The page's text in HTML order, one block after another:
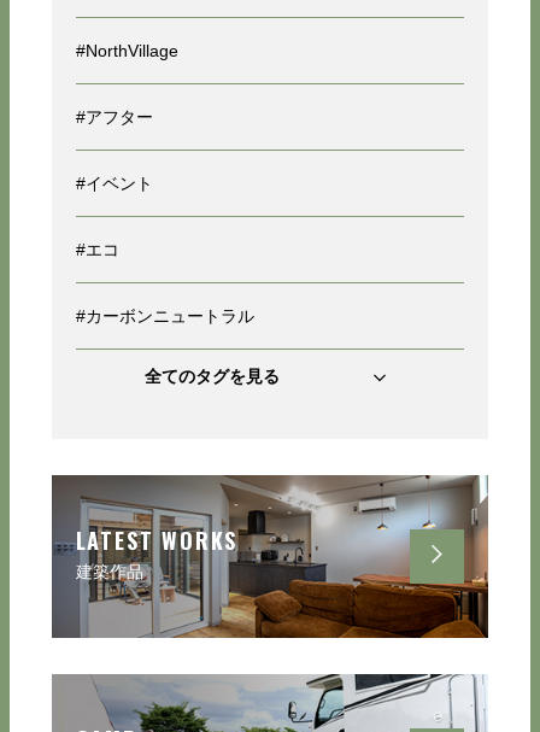
#NorthVillage
#アフター
#イベント
#エコ
#カーボンニュートラル
全てのタグを見る
LATEST WORKS
建築作品